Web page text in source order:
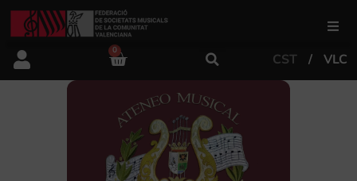
FSMCV
Àrea educativa
0
CST VLC